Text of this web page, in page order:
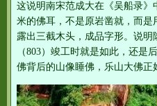
这说明南宋范成大在《吴船录》
米的佛耳，不是原岩凿就，而
露出三截木头，成品字形。说
（803）竣工时就是如此，还
佛背后的山像睡佛，乐山大佛